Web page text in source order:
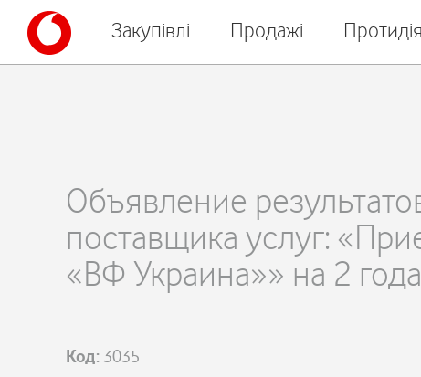
Закупівлі Продажі
Объявление
поставщика услуг:
«ВФ Украина»» на 2
Код: 3035